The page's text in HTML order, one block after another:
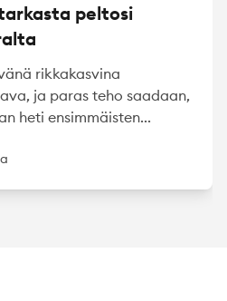
peltosi
rikkakasvina
ja paras teho saadaan,
heti ensimmäisten...